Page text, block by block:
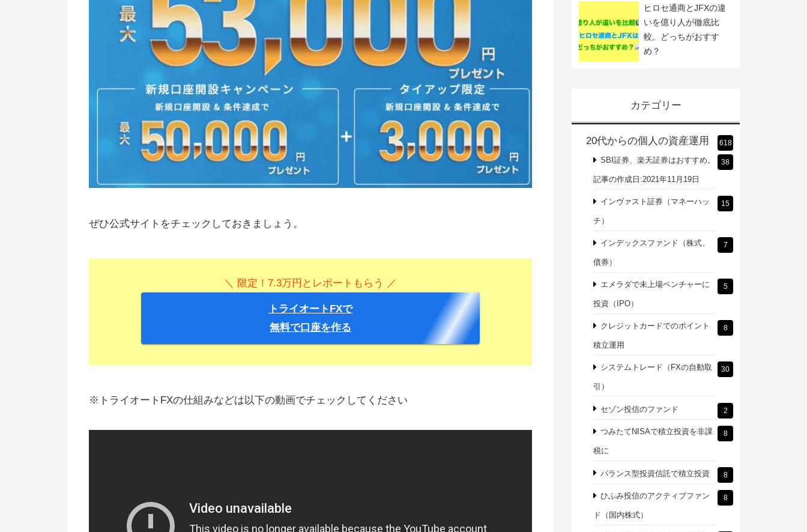
ぜひ公式サイトをチェックしておきましょう。
＼ 限定！7.3万円とレポートもらう ／
トライオートFXで
無料で口座を作る
※トライオートFXの仕組みなどは以下の動画でチェックしてください
ヒロセ通商とJFXの違
いを億り人が徹底比
較。どっちがおすす
め？
カテゴリー
20代からの個人の資産運用 618
SBI証券、楽天証券はおすすめ。
記事の作成日:2021年11月19日
38
インヴァスト証券（マネーハッ
チ）
15
インデックスファンド（株式、
債券）
7
エメラダで未上場ベンチャーに
投資（IPO）
5
クレジットカードでのポイント
積立運用
8
システムトレード（FXの自動取
引）
30
セゾン投信のファンド 2
つみたてNISAで積立投資を非課
税に
8
バランス型投資信託で積立投資 8
ひふみ投信のアクティブファン
ド（国内株式）
8